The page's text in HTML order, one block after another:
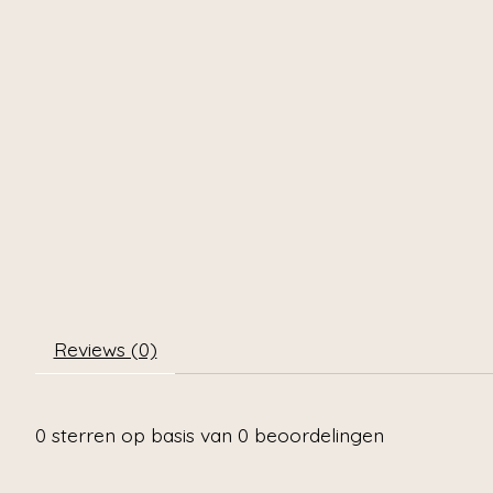
Reviews (0)
0 sterren op basis van 0 beoordelingen